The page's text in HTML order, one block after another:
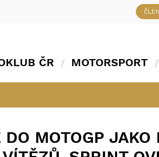
ČR MOTORSPORT
MOTOGP JAKO